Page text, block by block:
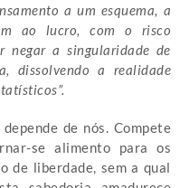
a um esquema, a
ao lucro, com o risco
negar a singularidade de
dissolvendo a realidade
de nós. Compete
se alimento para os
de liberdade, sem a qual